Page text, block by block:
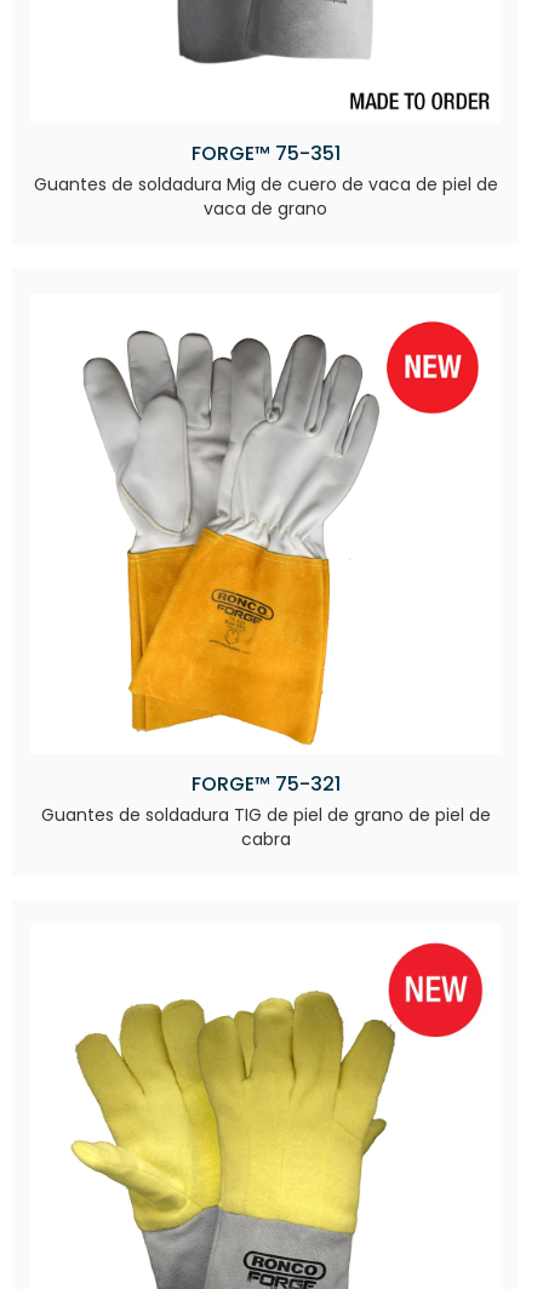
FORGE™ 75-351
Guantes de soldadura Mig de cuero de vaca de piel de
vaca de grano
FORGE™ 75-321
Guantes de soldadura TIG de piel de grano de piel de
cabra